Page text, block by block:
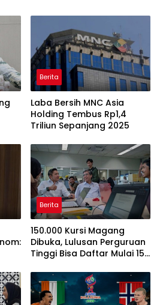
Berita
Laba Bersih MNC Asia
Holding Tembus Rp1,4
Triliun Sepanjang 2025
Berita
150.000 Kursi Magang
Dibuka, Lulusan Perguruan
Tinggi Bisa Daftar Mulai 15